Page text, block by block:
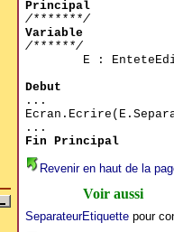
Principal
/*******/
Variable
/******/
E :
Debut
...
...
Fin Principal
Revenir en haut de la
Voir aussi
SeparateurEtiquettepour